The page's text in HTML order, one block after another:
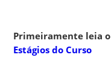
Primeiramente leia o
Estágios do Curso